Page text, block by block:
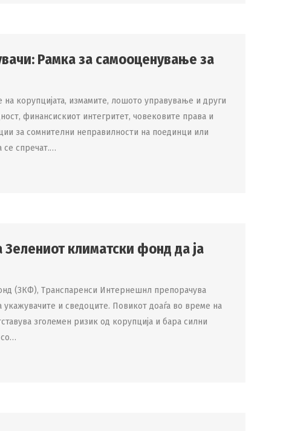
Рамка за самооценување за
корупцијата, измамите, лошото управување и други
финансискиот интегритет, човековите права и
за сомнителни неправилности на поединци или
се спречат.…
климатски фонд да ја
(ЗКФ), Транспаренси Интернешнл препорачува
и сведоците. Повикот доаѓа во време на
зголемен ризик од корупција и бара силни